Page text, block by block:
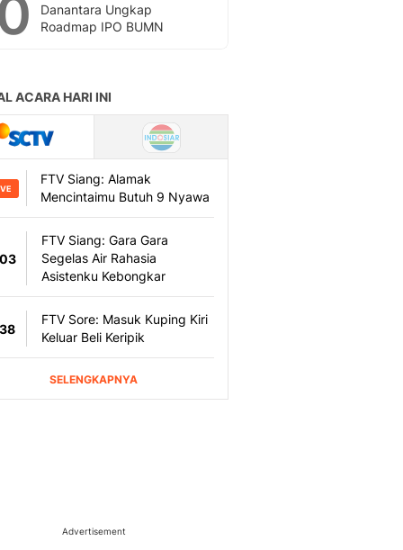
Danantara Ungkap
Roadmap IPO BUMN
Advertisement